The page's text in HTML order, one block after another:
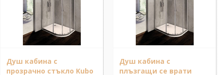
Душ кабина с
прозрачно стъкло Kubo
Душ кабина с
плъзгащи се врати